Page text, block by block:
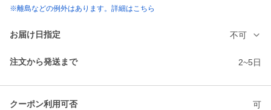
※離島などの例外はあります。詳細はこちら
お届け日指定 不可
注文から発送まで 2~5日
クーポン利用可否 可